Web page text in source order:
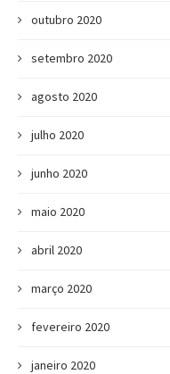
outubro 2020
setembro 2020
agosto 2020
julho 2020
junho 2020
maio 2020
abril 2020
março 2020
fevereiro 2020
janeiro 2020